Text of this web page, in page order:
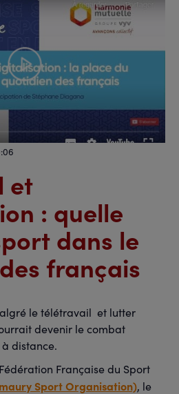
et
: quelle
dans le
français
le télétravail et lutter
devenir le combat
distance.
Française du Sport
Sport Organisation), le